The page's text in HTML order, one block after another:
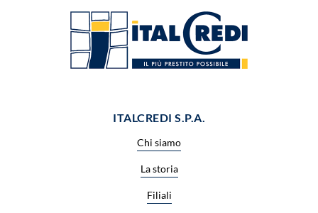
ITALCREDI S.P.A.
Chi siamo
La storia
Filiali